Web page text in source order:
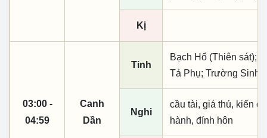
Kị
03:00 -
04:59
Canh
Dần
Tinh
Bạch Hổ (Thiên sát);
Tả Phụ; Trường Sinh;
Nghi
cầu tài, giá thú, kiến
hành, đính hôn